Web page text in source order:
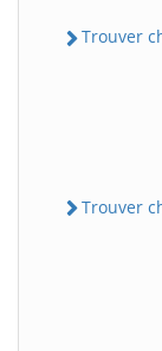
Trouver
Trouver